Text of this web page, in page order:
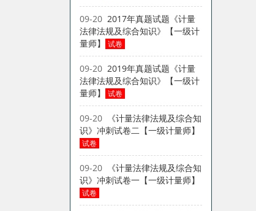
09-20 2017年真题试题《计量
法律法规及综合知识》【一级计
量师】
试卷
09-20 2019年真题试题《计量
法律法规及综合知识》【一级计
量师】
试卷
09-20
《计量法律法规及综合知
识》冲刺试卷二【一级计量师】
试卷
09-20
《计量法律法规及综合知
识》冲刺试卷一【一级计量师】
试卷